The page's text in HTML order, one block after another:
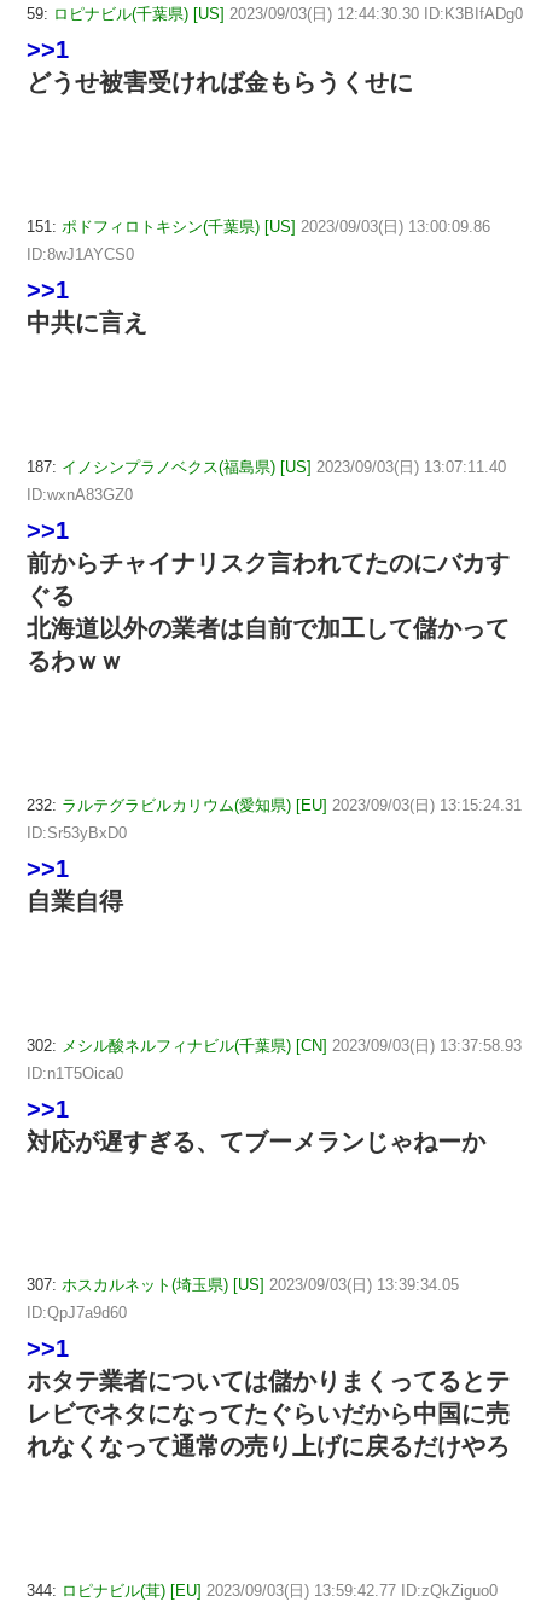
59: ロピナビル(千葉県) [US] 2023/09/03(日) 12:44:30.30 ID:K3BIfADg0
>>1
どうせ被害受ければ金もらうくせに
151: ポドフィロトキシン(千葉県) [US] 2023/09/03(日) 13:00:09.86
ID:8wJ1AYCS0
>>1
中共に言え
187: イノシンプラノベクス(福島県) [US] 2023/09/03(日) 13:07:11.40
ID:wxnA83GZ0
>>1
前からチャイナリスク言われてたのにバカす
ぐる
北海道以外の業者は自前で加工して儲かって
るわｗｗ
232: ラルテグラビルカリウム(愛知県) [EU] 2023/09/03(日) 13:15:24.31
ID:Sr53yBxD0
>>1
自業自得
302: メシル酸ネルフィナビル(千葉県) [CN] 2023/09/03(日) 13:37:58.93
ID:n1T5Oica0
>>1
対応が遅すぎる、てブーメランじゃねーか
307: ホスカルネット(埼玉県) [US] 2023/09/03(日) 13:39:34.05
ID:QpJ7a9d60
>>1
ホタテ業者については儲かりまくってるとテ
レビでネタになってたぐらいだから中国に売
れなくなって通常の売り上げに戻るだけやろ
344: ロピナビル(茸) [EU] 2023/09/03(日) 13:59:42.77 ID:zQkZiguo0